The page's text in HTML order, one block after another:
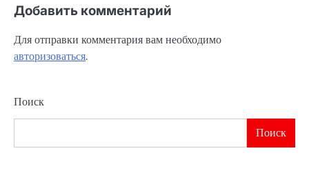
Добавить комментарий
Для отправки комментария вам необходимо
авторизоваться.
Поиск
Поиск